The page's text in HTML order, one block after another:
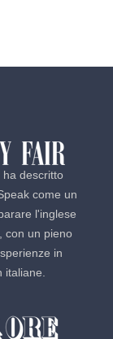
ha descritto
come un
l'inglese
con un pieno
in
italiane.